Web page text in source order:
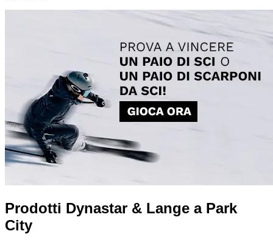
Prodotti Dynastar & Lange a Park
City